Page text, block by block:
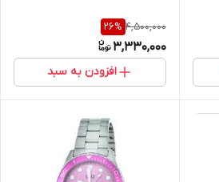
4,500,000
26%
3,330,000
افزودن به سبد